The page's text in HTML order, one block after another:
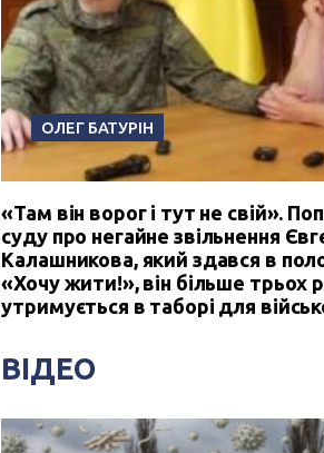
ОЛЕГ БАТУРІН
«Там він ворог і тут не свій».
суду про негайне звільнення
Калашникова, який здався в
«Хочу жити!», він більше трьох
утримується в таборі для
ВІДЕО